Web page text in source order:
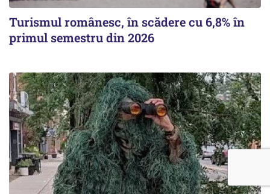
Turismul românesc, în scădere cu 6,8% în
primul semestru din 2026